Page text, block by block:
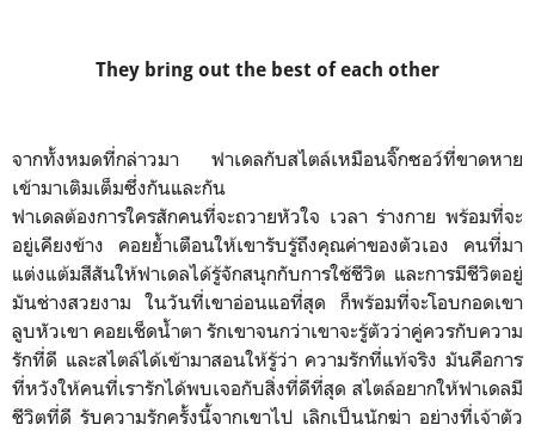
They bring out the best of each other
จากทั้งหมดที่กล่าวมา ฟาเดลกับสไตล์เหมือนจิ๊กซอว์ที่ขาดหาย
เข้ามาเติมเต็มซึ่งกันและกัน
ฟาเดลต้องการใครสักคนที่จะถวายหัวใจ เวลา ร่างกาย พร้อมที่จะ
อยู่เคียงข้าง คอยย้ำเตือนให้เขารับรู้ถึงคุณค่าของตัวเอง คนที่มา
แต่งแต้มสีสันให้ฟาเดลได้รู้จักสนุกกับการใช้ชีวิต และการมีชีวิตอยู่
มันช่างสวยงาม ในวันที่เขาอ่อนแอที่สุด ก็พร้อมที่จะโอบกอดเขา
ลูบหัวเขา คอยเช็ดน้ำตา รักเขาจนกว่าเขาจะรู้ตัวว่าคู่ควรกับความ
รักที่ดี และสไตล์ได้เข้ามาสอนให้รู้ว่า ความรักที่แท้จริง มันคือการ
ที่หวังให้คนที่เรารักได้พบเจอกับสิ่งที่ดีที่สุด สไตล์อยากให้ฟาเดลมี
ชีวิตที่ดี รับความรักครั้งนี้จากเขาไป เลิกเป็นนักฆ่า อย่างที่เจ้าตัว